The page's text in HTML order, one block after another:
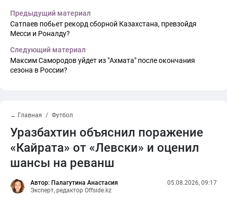
Предыдущий материал
Сатпаев побьет рекорд сборной Казахстана, превзойдя
Месси и Роналду?
Следующий материал
Максим Самородов уйдет из "Ахмата" после окончания
сезона в России?
← Главная Футбол
Уразбахтин объяснил поражение
«Кайрата» от «Левски» и оценил
шансы на реванш
Автор: Палагутина Анастасия
Эксперт, редактор Offside.kz
05.08.2026, 09:17